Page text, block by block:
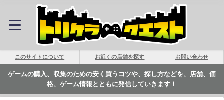
このサイトについて お近くの店舗を探す お問い合わせ
ゲームの購入、収集のための安く買うコツや、探し方などを、店舗、価
格、ゲーム情報とともに発信していきます！